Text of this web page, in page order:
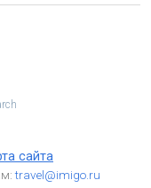
сайта
travel@imigo.ru